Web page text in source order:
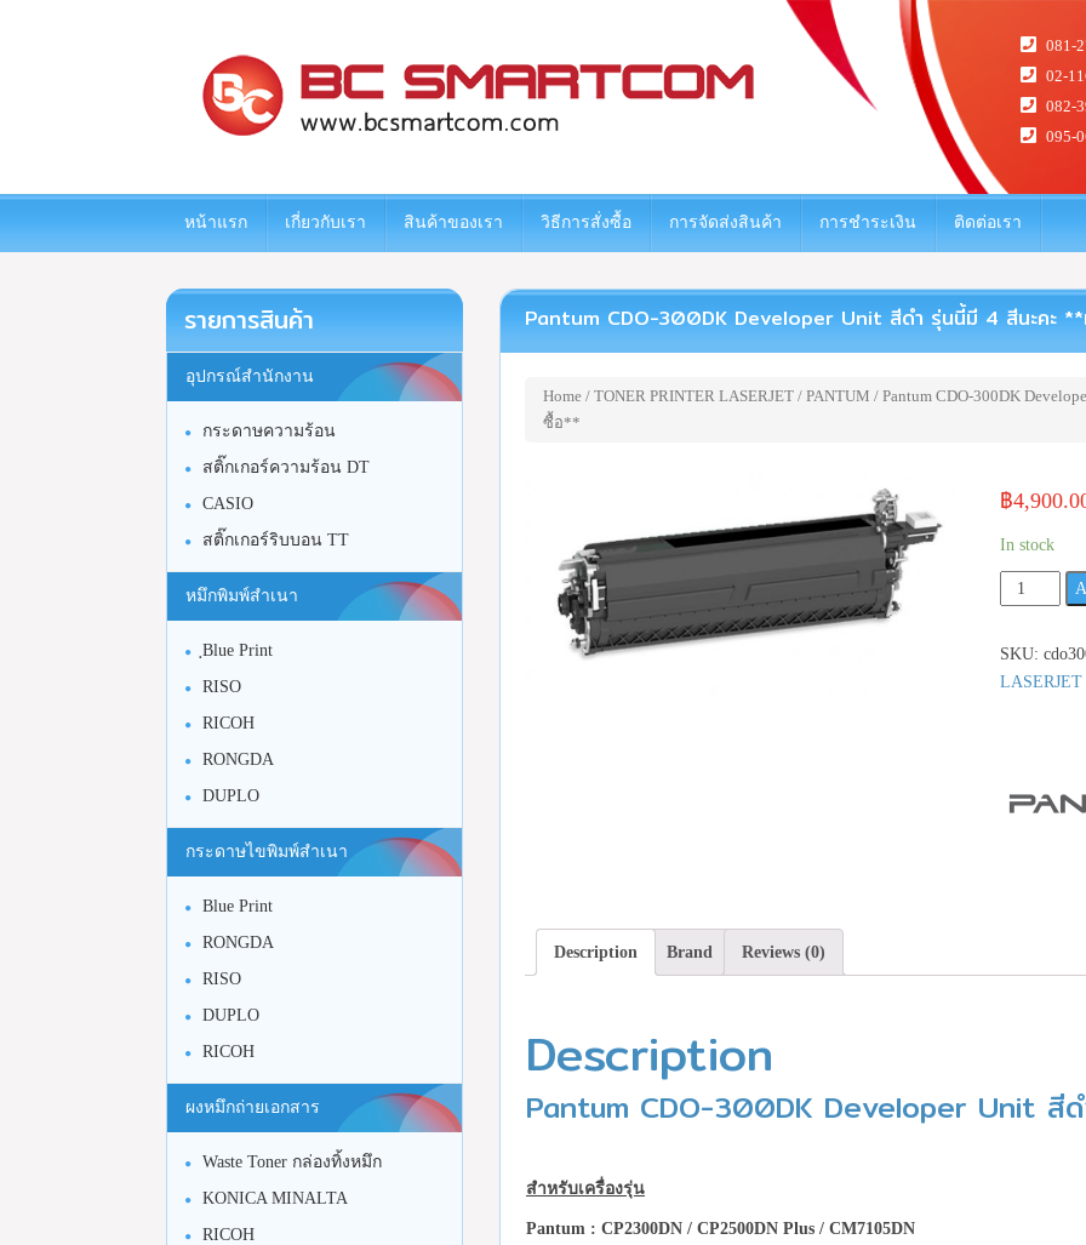
081-
02-
082-
095-
หน้าแรก เกี่ยวกับเรา สินค้าของเรา วิธีการสั่งซื้อ การจัดส่งสินค้า การชำระเงิน ติดต่อเรา
Pantum CDO-300DK Developer Unit สีดำ รุ่นนี้มี 4 สีนะคะ
Home / TONER PRINTER LASERJET / PANTUM / Pantum CDO-300DK
ซื้อ**
฿
In stock
Pantum
CDO-
ก่อน
SKU:
LASERJET
Description Brand Reviews (0)
Description
Pantum CDO-300DK Developer Unit สี
สำหรับเครื่องรุ่น
Pantum : CP2300DN / CP2500DN Plus / CM7105DN
รายการสินค้า
อุปกรณ์สำนักงาน
กระดาษความร้อน
สติ๊กเกอร์ความร้อน DT
CASIO
สติ๊กเกอร์ริบบอน TT
หมึกพิมพ์สำเนา
ฺBlue Print
RISO
RICOH
RONGDA
DUPLO
กระดาษไขพิมพ์สำเนา
Blue Print
RONGDA
RISO
DUPLO
RICOH
ผงหมึกถ่ายเอกสาร
Waste Toner กล่องทิ้งหมึก
KONICA MINALTA
RICOH